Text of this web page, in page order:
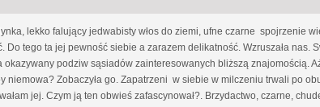
lekko falujący jedwabisty włos do ziemi, ufne czarne spojrzenie
Do tego ta jej pewność siebie a zarazem delikatność. Wzruszała nas.
podziw sąsiadów zainteresowanych bliższą znajomością.
niemowa? Zobaczyła go. Zapatrzeni w siebie w milczeniu trwali po
jej. Czym ją ten obwieś zafascynował?. Brzydactwo, czarne,